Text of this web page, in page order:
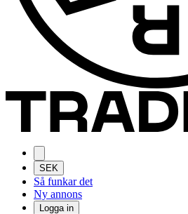
SEK
Så funkar det
Ny annons
Logga in